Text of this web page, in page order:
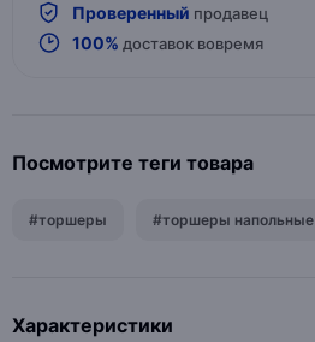
Проверенный продавец
100% доставок вовремя
Посмотрите теги товара
#торшеры #торшеры напольные
Характеристики